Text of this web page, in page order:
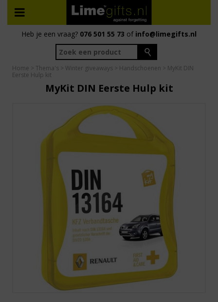
Heb je een vraag? 076 501 55 73 of info@limegifts.nl
Home > Thema's > Winter giveaways > Handschoenen > MyKit DIN
Eerste Hulp kit
MyKit DIN Eerste Hulp kit